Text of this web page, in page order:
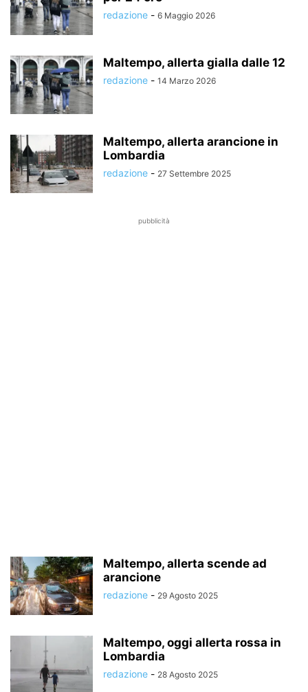
redazione - 6 Maggio 2026
Maltempo, allerta gialla dalle 12
redazione - 14 Marzo 2026
Maltempo, allerta arancione in
Lombardia
redazione - 27 Settembre 2025
pubblicità
Maltempo, allerta scende ad
arancione
redazione - 29 Agosto 2025
Maltempo, oggi allerta rossa in
Lombardia
redazione - 28 Agosto 2025